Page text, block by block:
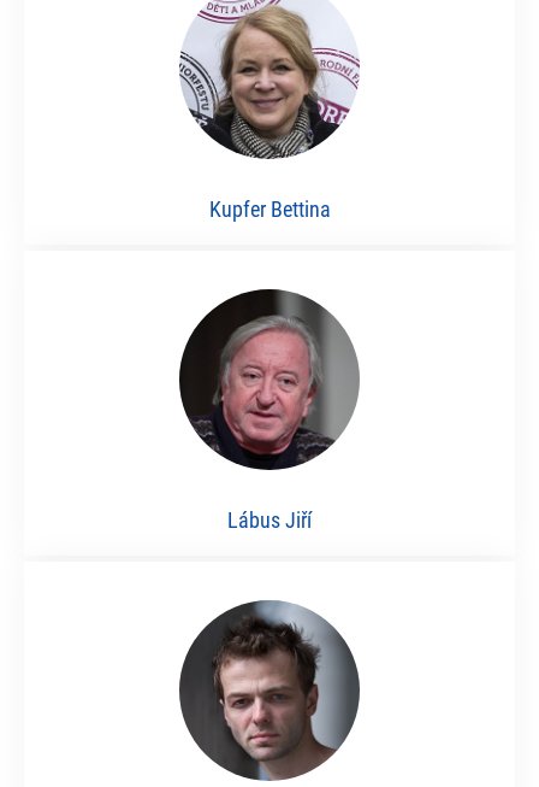
Kupfer Bettina
Lábus Jiří